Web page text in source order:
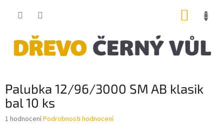
Palubka 12/96/3000 SM AB klasik
bal 10 ks
Průměrné
1 hodnoceníPodrobnosti hodnocení